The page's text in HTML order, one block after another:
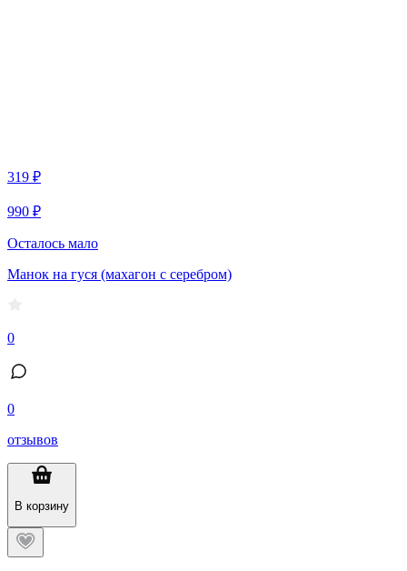
319 ₽
990 ₽
Осталось мало
Манок на гуся (махагон с серебром)
0
0
отзывов
В корзину